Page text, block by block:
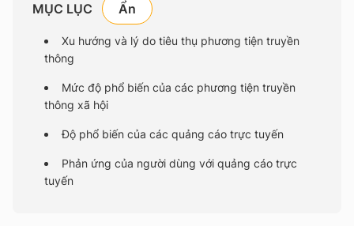
MỤC LỤC
Xu hướng và lý do tiêu thụ phương tiện truyền
thông
Mức độ phổ biến của các phương tiện truyền
thông xã hội
Độ phổ biến của các quảng cáo trực tuyến
Phản ứng của người dùng với quảng cáo trực
tuyến